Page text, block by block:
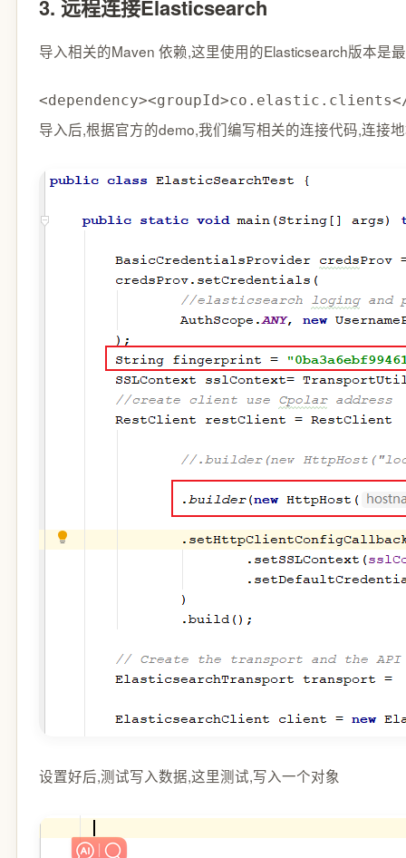
3. 远程连接Elasticsearch
导入相关的Maven 依赖,这里使用的Elasticsearch版本是
<dependency><groupId>co.elastic.clients
导入后,根据官方的demo,我们编写相关的连接代码,连接
设置好后,测试写入数据,这里测试,写入一个对象